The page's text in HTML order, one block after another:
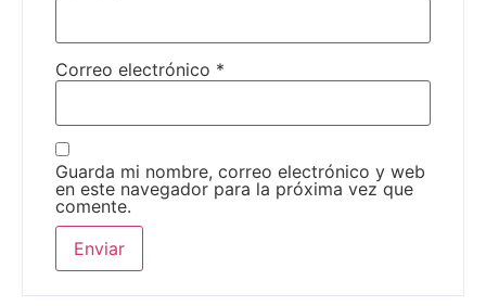
Correo electrónico *
Guarda mi nombre, correo electrónico y web
en este navegador para la próxima vez que
comente.